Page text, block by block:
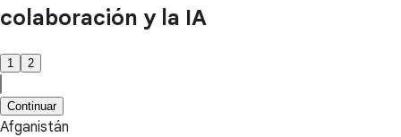
colaboración y la IA
1 2
Continuar
Afganistán